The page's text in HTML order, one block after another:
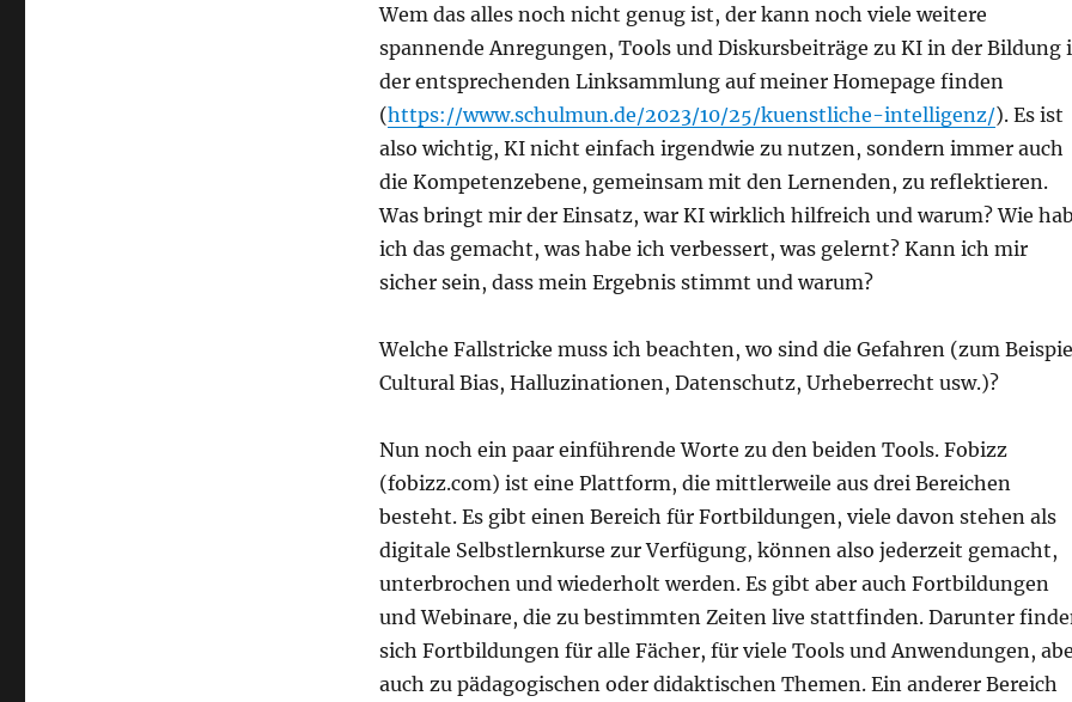
Wem das alles noch nicht genug ist, der kann noch viele weitere
spannende Anregungen, Tools und Diskursbeiträge zu KI in der Bildung
der entsprechenden Linksammlung auf meiner Homepage finden
(https://www.schulmun.de/2023/10/25/kuenstliche-intelligenz/). Es ist
also wichtig, KI nicht einfach irgendwie zu nutzen, sondern immer auch
die Kompetenzebene, gemeinsam mit den Lernenden, zu reflektieren.
Was bringt mir der Einsatz, war KI wirklich hilfreich und warum? Wie
ich das gemacht, was habe ich verbessert, was gelernt? Kann ich mir
sicher sein, dass mein Ergebnis stimmt und warum?
Welche Fallstricke muss ich beachten, wo sind die Gefahren (zum
Cultural Bias, Halluzinationen, Datenschutz, Urheberrecht usw.)?
Nun noch ein paar einführende Worte zu den beiden Tools. Fobizz
(fobizz.com) ist eine Plattform, die mittlerweile aus drei Bereichen
besteht. Es gibt einen Bereich für Fortbildungen, viele davon stehen als
digitale Selbstlernkurse zur Verfügung, können also jederzeit gemacht,
unterbrochen und wiederholt werden. Es gibt aber auch Fortbildungen
und Webinare, die zu bestimmten Zeiten live stattfinden. Darunter
sich Fortbildungen für alle Fächer, für viele Tools und Anwendungen,
auch zu pädagogischen oder didaktischen Themen. Ein anderer Bereich